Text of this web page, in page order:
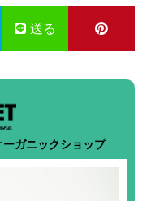
送る
ガニックショップ